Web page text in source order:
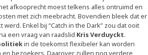
afkooprecht moest telkens alles ontruimd en
met zich meebracht. Bovendien bleek dat er
Enkel bij “Catch in the Dark” zou dat ooit
een vraag van raadslid Kris Verduyckt.
in de toekomst flexibeler kan worden
bezoekers. Daarover zullen nog verdere